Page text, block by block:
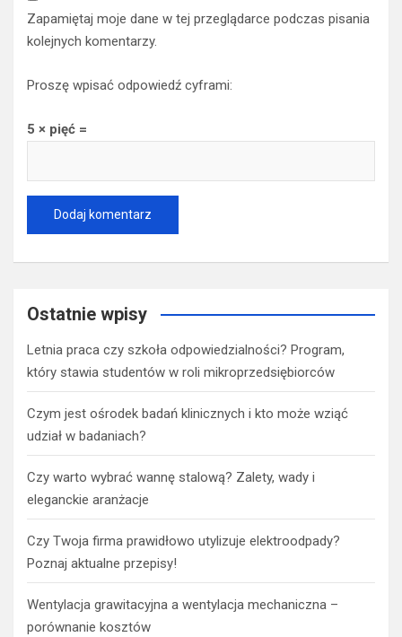
Zapamiętaj moje dane w tej przeglądarce podczas pisania
kolejnych komentarzy.
Proszę wpisać odpowiedź cyframi:
5 × pięć =
Ostatnie wpisy
Letnia praca czy szkoła odpowiedzialności? Program,
który stawia studentów w roli mikroprzedsiębiorców
Czym jest ośrodek badań klinicznych i kto może wziąć
udział w badaniach?
Czy warto wybrać wannę stalową? Zalety, wady i
eleganckie aranżacje
Czy Twoja firma prawidłowo utylizuje elektroodpady?
Poznaj aktualne przepisy!
Wentylacja grawitacyjna a wentylacja mechaniczna –
porównanie kosztów